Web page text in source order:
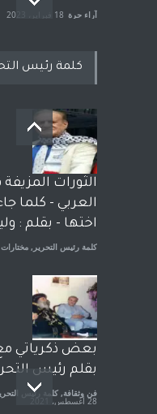
آراء حرة 18 فبراير، 2023
بعد معارك
وترافع فيها
الشيخ طارق
الحكومة
الجنسية عن يد
آراء حرة مختارات 7 أبريل، 2023
كلمة رئيس
الثورات
العربي - كلما
اختها - بقلم :
كلمة رئيس التحرير , مختارات
بعض ذكرياتي مع
بقلم رئيس
فن وثقافة, كلمة رئيس
28 أغسطس، 2021